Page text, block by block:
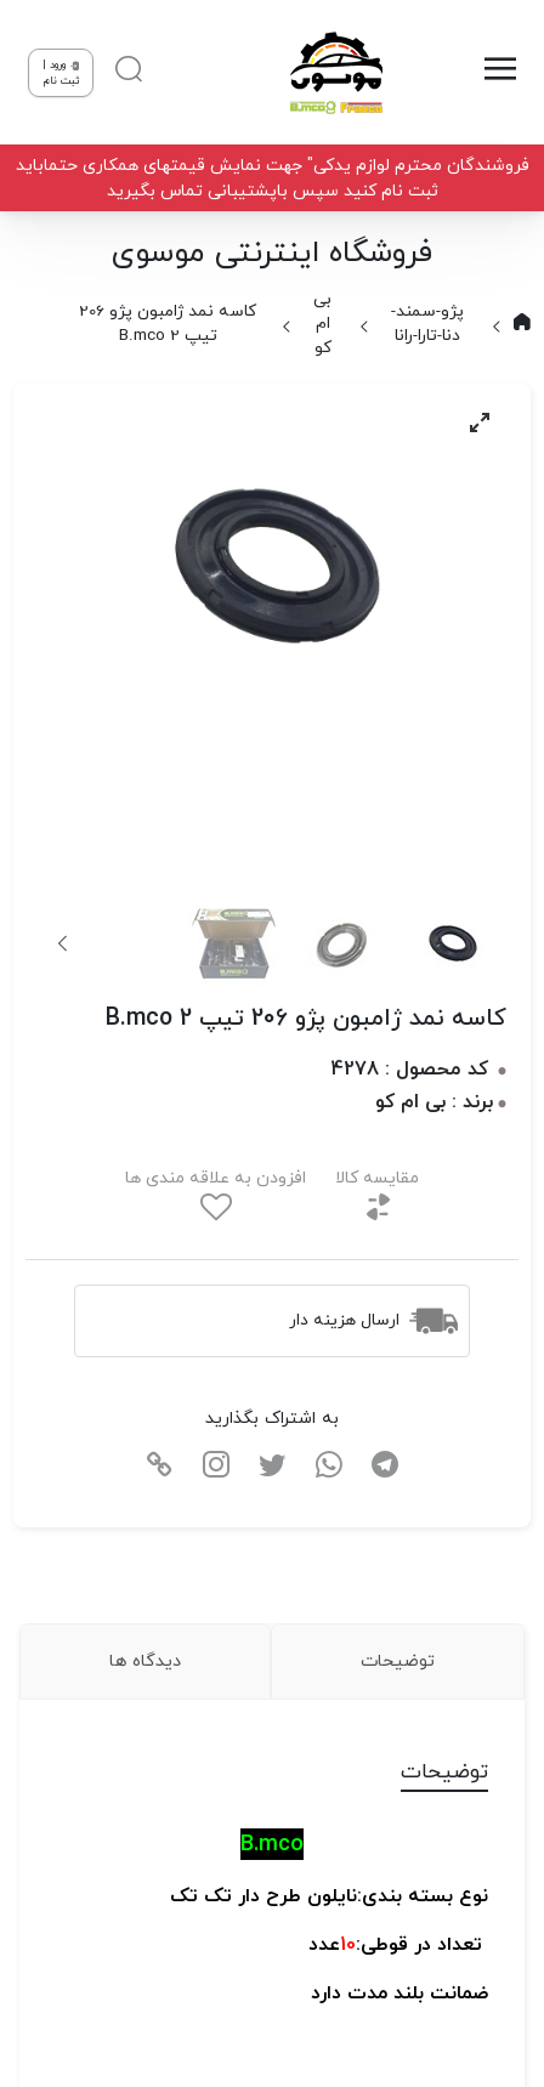
ورود |
ثبت نام
فروشندگان محترم لوازم یدکی" جهت نمایش قیمتهای همکاری حتماباید
ثبت نام کنید سپس باپشتیبانی تماس بگیرید
فروشگاه اینترنتی موسوی
پژو-سمند-
دنا-تارا-رانا
بی
ام
کو
کاسه نمد ژامبون پژو 206
تیپ 2 B.mco
کاسه نمد ژامبون پژو 206 تیپ 2 B.mco
کد محصول : 4278
برند : بی ام کو
مقایسه کالا افزودن به علاقه مندی ها
ارسال هزینه دار
به اشتراک بگذارید
توضیحات دیدگاه ها
توضیحات
B.mco
نوع بسته بندی:نایلون طرح دار تک تک
تعداد در قوطی:10عدد
ضمانت بلند مدت دارد